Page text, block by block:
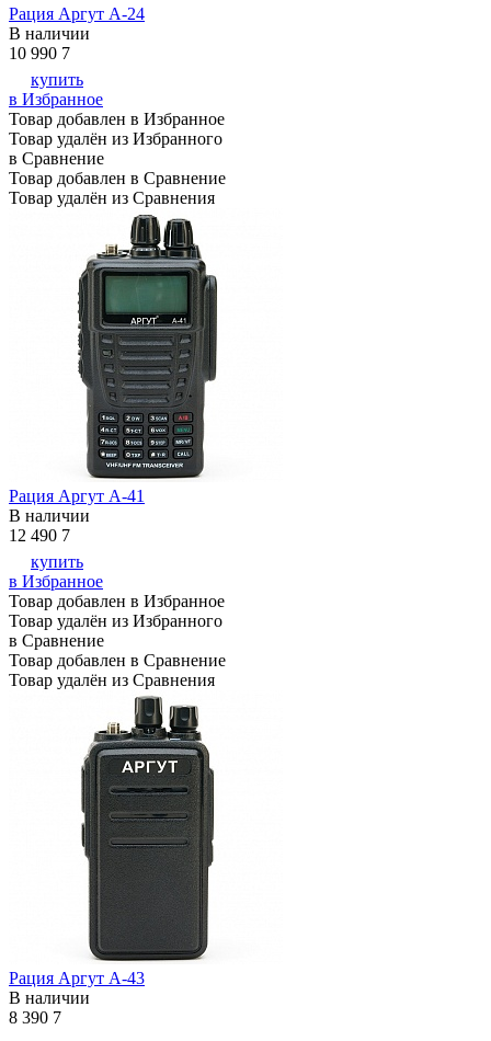
Рация Аргут А-24
В наличии
10 990 7
купить
в Избранное
Товар добавлен в Избранное
Товар удалён из Избранного
в Сравнение
Товар добавлен в Сравнение
Товар удалён из Сравнения
Рация Аргут А-41
В наличии
12 490 7
купить
в Избранное
Товар добавлен в Избранное
Товар удалён из Избранного
в Сравнение
Товар добавлен в Сравнение
Товар удалён из Сравнения
Рация Аргут А-43
В наличии
8 390 7